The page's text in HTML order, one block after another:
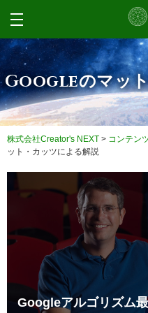
Googleのマット
株式会社Creator's NEXT > コンテン
ット・カッツによる解説
Googleアルゴリズム